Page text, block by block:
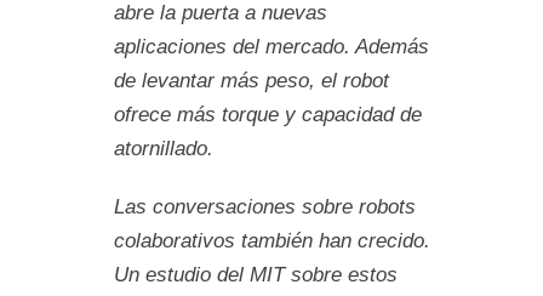
abre la puerta a nuevas
aplicaciones del mercado. Además
de levantar más peso, el robot
ofrece más torque y capacidad de
atornillado.
Las conversaciones sobre robots
colaborativos también han crecido.
Un estudio del MIT sobre estos